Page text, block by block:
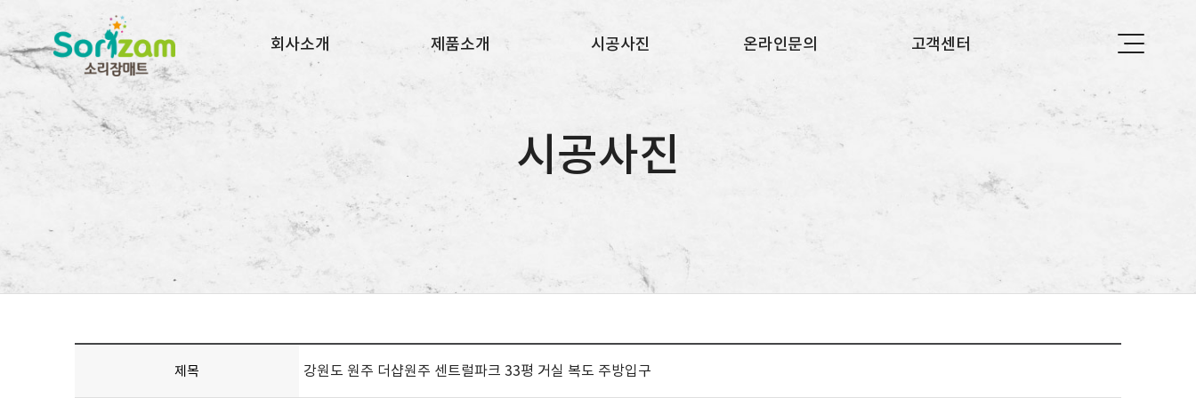
회사소개
회사소개
오시는길
지사목록
제품소개
TPU 퍼즐매트
시공사진 온라인문의
시공문의
고객센터
시공사진
제목 강원도 원주 더샵원주 센트럴파크 33평 거실 복도 주방입구